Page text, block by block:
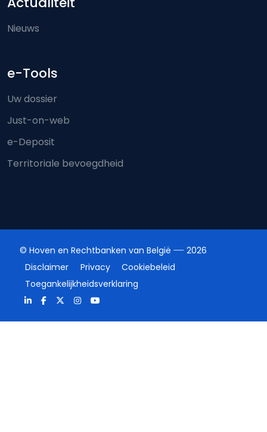
Nieuws
e-Tools
Uw dossier
Just-on-web
e-Deposit
Territoriale bevoegdheid
© Hoven en Rechtbanken van België
2026
Disclaimer
Privacy
Cookiebeleid
Toegankelijkheidsverklaring